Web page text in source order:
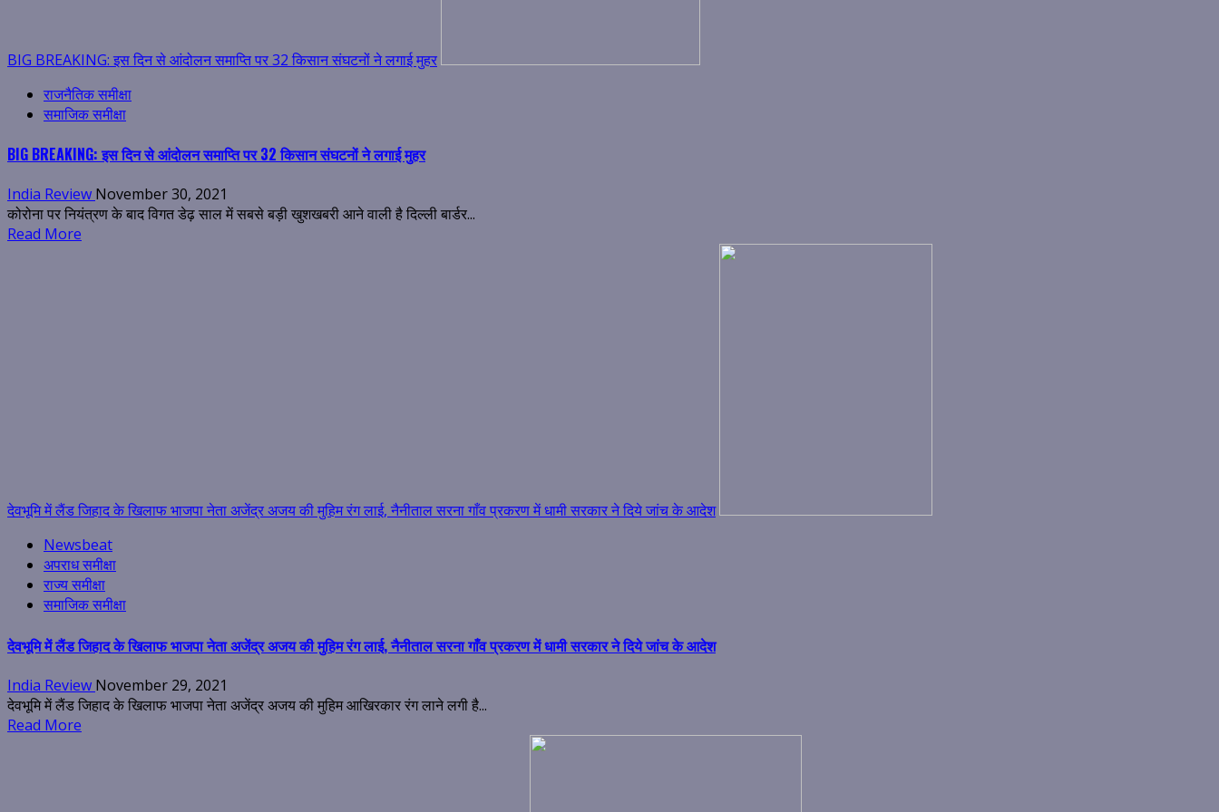
BIG BREAKING: इस दिन से आंदोलन समाप्ति पर 32 किसान संघटनों ने लगाई मुहर
राजनैतिक समीक्षा
समाजिक समीक्षा
BIG BREAKING: इस दिन से आंदोलन समाप्ति पर 32 किसान संघटनों ने लगाई मुहर
India Review November 30, 2021
कोरोना पर नियंत्रण के बाद विगत डेढ़ साल में सबसे बड़ी खुशखबरी आने वाली है दिल्ली बार्डर...
Read More
देवभूमि में लैंड जिहाद के खिलाफ भाजपा नेता अजेंद्र अजय की मुहिम रंग लाई, नैनीताल सरना गाँव प्रकरण में धामी सरकार ने दिये जांच के आदेश
Newsbeat
अपराध समीक्षा
राज्य समीक्षा
समाजिक समीक्षा
देवभूमि में लैंड जिहाद के खिलाफ भाजपा नेता अजेंद्र अजय की मुहिम रंग लाई, नैनीताल सरना गाँव प्रकरण में धामी सरकार ने दिये जांच के आदेश
India Review November 29, 2021
देवभूमि में लैंड जिहाद के खिलाफ भाजपा नेता अजेंद्र अजय की मुहिम आखिरकार रंग लाने लगी है...
Read More